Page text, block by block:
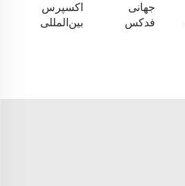
جهانی
فدکس
اکسپرس
بین‌المللی